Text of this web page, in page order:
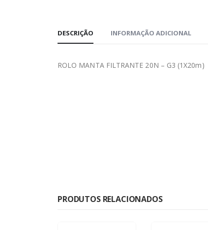
DESCRIÇÃO INFORMAÇÃO ADICIONAL
ROLO MANTA FILTRANTE 20N – G3 (1X20m)
PRODUTOS RELACIONADOS